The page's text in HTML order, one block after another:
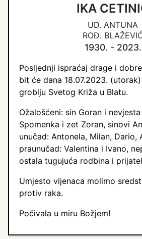
IKA
UD. ANTUNA
ROĐ.
1930. - 2023.
Posljednji ispraćaj drage i
bit će dana 18.07.2023.
groblju Svetog Križa u Blatu.
Ožalošćeni: sin Goran i
Spomenka i zet Zoran, sinovi
unučad: Antonela, Milan, Dario,
praunučad: Valentina i Ivano,
ostala tugujuća rodbina i
Umjesto vijenaca molimo
protiv raka.
Počivala u miru Božjem!